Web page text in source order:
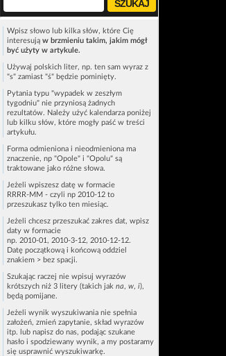
Wpisz słowo lub kilka słów, które Cię
interesują w brzmieniu takim, jakim mógł
być użyty w artykule.
Używaj polskich liter, np. ten sam wyraz z
"s" zamiast "ś" będzie pominięty.
Pytania typu "wypadek w zeszłym
tygodniu" nie przyniosą żadnych
rezultatów. Należy użyć kalendarza poniżej
lub kilku słów, które mogły paść w treści
artykułu.
Forma odmieniona i nieodmieniona ma
znaczenie, np "Opole" i "Opolu" są
traktowane jako różne słowa.
Jeżeli wpiszesz datę w formacie
RRRR-MM - czyli np 2010-12 to
przeszukasz tylko ten miesiąc.
Jeżeli chcesz przeszukać zakres dat, wpisz
daty w formacie
np. 2010-01, 2010-3-12, 2010-12-12.
Datę początkową i końcową oddziel
znakiem > bez spacji.
Szukając raczej nie wpisuj wyrazów
krótszych niż 3 litery (takich jak na, w, i),
będą pomijane.
Jeżeli wynik wyszukiwania nie spełnia
założeń, zmień zapytanie, skład wyrazów
itp. lub napisz do nas, podając szukane
hasło i spodziewany wynik, a my postaramy
się usprawnić wyszukiwarkę.